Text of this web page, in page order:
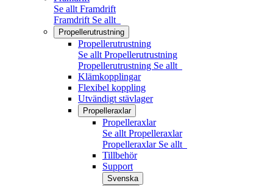
Se allt Framdrift
Framdrift Se allt
Propellerutrustning
Propellerutrustning
Se allt Propellerutrustning
Propellerutrustning Se allt
Klämkopplingar
Flexibel koppling
Utvändigt stävlager
Propelleraxlar
Propelleraxlar
Se allt Propelleraxlar
Propelleraxlar Se allt
Tillbehör
Support
Svenska